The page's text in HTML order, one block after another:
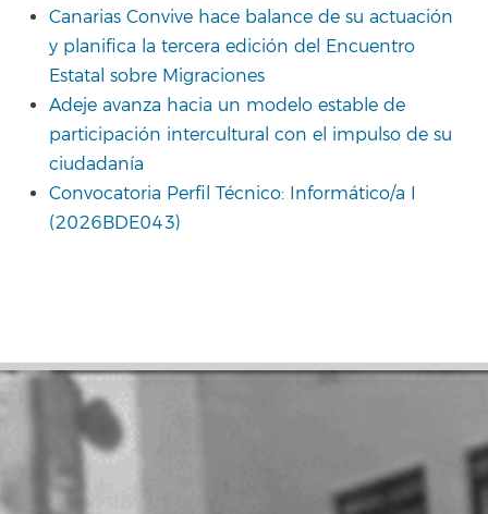
Canarias Convive hace balance de su actuación
y planifica la tercera edición del Encuentro
Estatal sobre Migraciones
Adeje avanza hacia un modelo estable de
participación intercultural con el impulso de su
ciudadanía
Convocatoria Perfil Técnico: Informático/a I
(2026BDE043)